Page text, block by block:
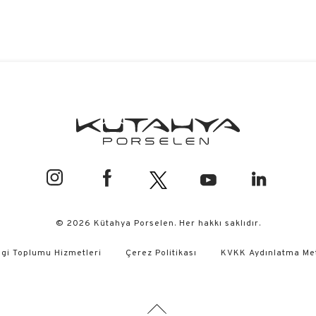
© 2026 Kütahya Porselen. Her hakkı saklıdır.
Toplumu Hizmetleri Çerez Politikası KVKK Aydınlatma